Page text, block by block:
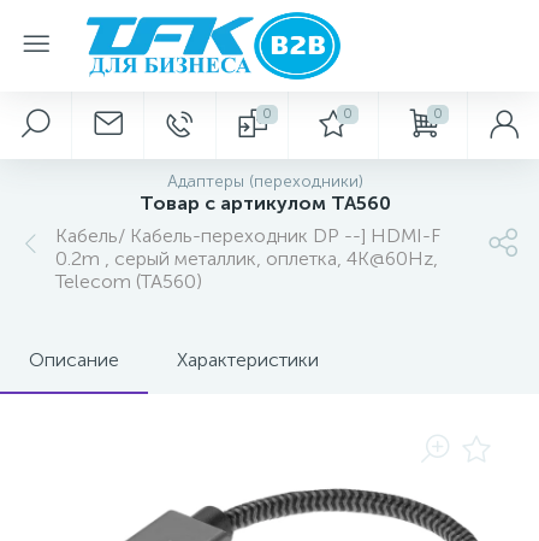
0 0 0
Адаптеры (переходники)
Товар с артикулом TA560
Кабель/ Кабель-переходник DP --] HDMI-F
0.2m , серый металлик, оплетка, 4K@60Hz,
Telecom (TA560)
Описание Характеристики